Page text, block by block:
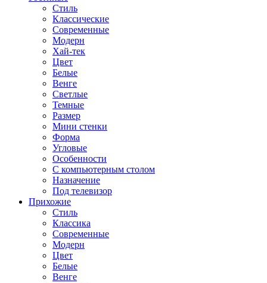
Стиль
Классические
Современные
Модерн
Хай-тек
Цвет
Белые
Венге
Светлые
Темные
Размер
Мини стенки
Форма
Угловые
Особенности
С компьютерным столом
Назначение
Под телевизор
Прихожие
Стиль
Классика
Современные
Модерн
Цвет
Белые
Венге